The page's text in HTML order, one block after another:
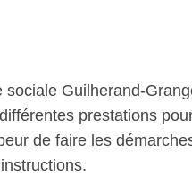
sociale Guilherand-
prestations
de faire les